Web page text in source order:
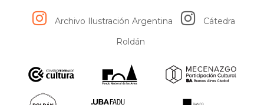
Archivo Ilustración Argentina
Cátedra
Roldán